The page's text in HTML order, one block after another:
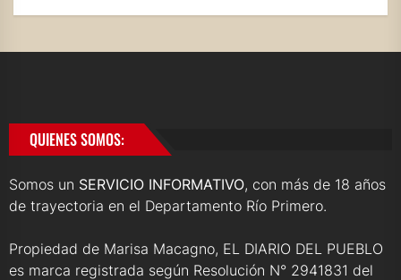
QUIENES SOMOS:
Somos un SERVICIO INFORMATIVO, con más de 18 años
de trayectoria en el Departamento Río Primero.
Propiedad de Marisa Macagno, EL DIARIO DEL PUEBLO
es marca registrada según Resolución N° 2941831 del